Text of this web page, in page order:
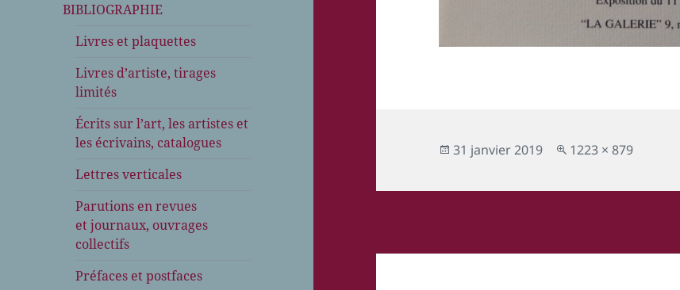
BIBLIOGRAPHIE
Livres et plaquettes
Livres d’artiste, tirages
limités
Écrits sur l’art, les artistes et
les écrivains, catalogues
Lettres verticales
Parutions en revues
et journaux, ouvrages
collectifs
Préfaces et postfaces
Publié
31 janvier 2019
Taille
1223 × 879